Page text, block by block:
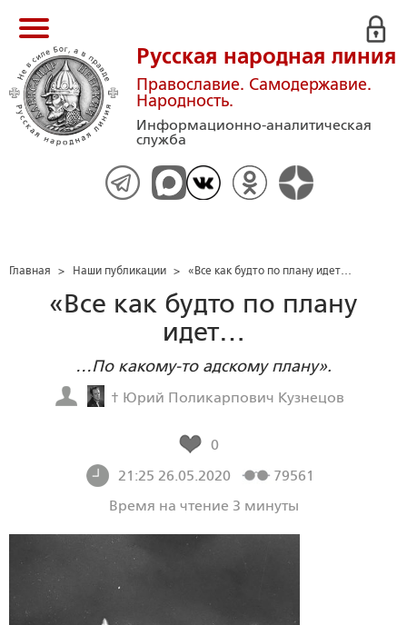
Русская народная линия
Православие. Самодержавие.
Народность.
Информационно-аналитическая
служба
Главная > Наши публикации > «Все как будто по плану идет…
«Все как будто по плану
идет…
…По какому-то адскому плану».
† Юрий Поликарпович Кузнецов
0
21:25 26.05.2020
79561
Время на чтение 3 минуты